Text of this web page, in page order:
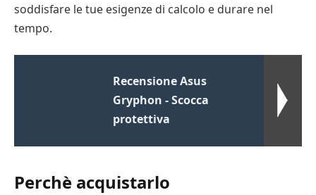
soddisfare le tue esigenze di calcolo e durare nel
tempo.
Recensione Asus
Gryphon - Scocca
protettiva
Perchè acquistarlo